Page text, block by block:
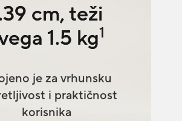
cm, teži
1.5 kg1
je za vrhunsku
i praktičnost
korisnika